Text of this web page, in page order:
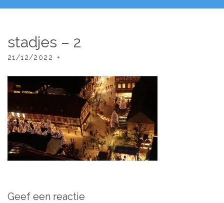
stadjes – 2
21/12/2022
Geef een reactie